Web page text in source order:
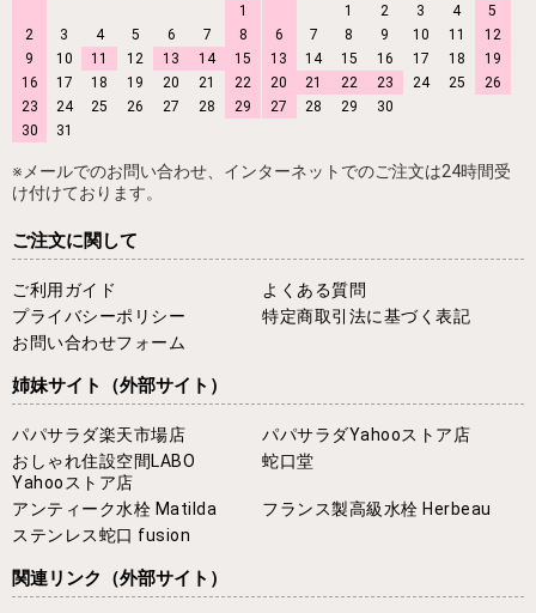
1
2
3 4 5 6 7
8
9
10 11 12 13 14
15
16
17 18 19 20 21
22
23
24 25 26 27 28
29
30
31
1
2 3 4
5
6
7 8 9 10 11
12
13
14 15 16 17 18
19
20
21 22 23 24 25
26
27
28 29 30
※メールでのお問い合わせ、インターネットでのご注文は24時間受
け付けております。
ご注文に関して
ご利用ガイド
よくある質問
プライバシーポリシー
特定商取引法に基づく表記
お問い合わせフォーム
姉妹サイト （外部サイト）
パパサラダ楽天市場店
パパサラダYahooストア店
おしゃれ住設空間LABO
Yahooストア店
蛇口堂
アンティーク水栓 Matilda
フランス製高級水栓 Herbeau
ステンレス蛇口 fusion
関連リンク （外部サイト）